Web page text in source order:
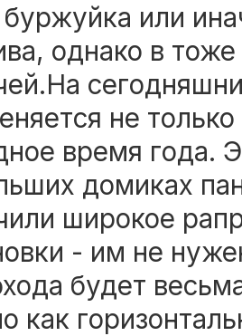
или
однако в
не
время года.
домиках
широкое
- им не
будет
как